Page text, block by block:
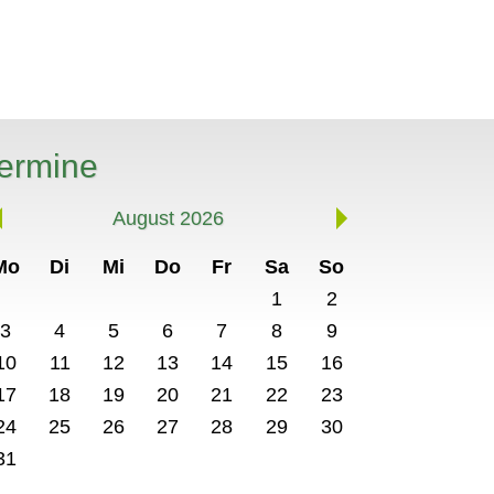
August 2026
Di Mi Do Fr Sa
So
1
2
3
4 5 6 7 8
9
11 12 13 14 15
16
18 19 20 21 22
23
25 26 27 28 29
30